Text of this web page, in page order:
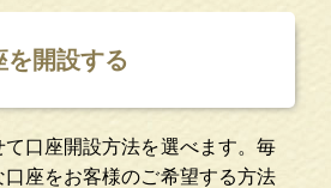
を開設する
口座開設方法を選べます。毎
座をお客様のご希望する方法